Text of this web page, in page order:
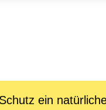
ein